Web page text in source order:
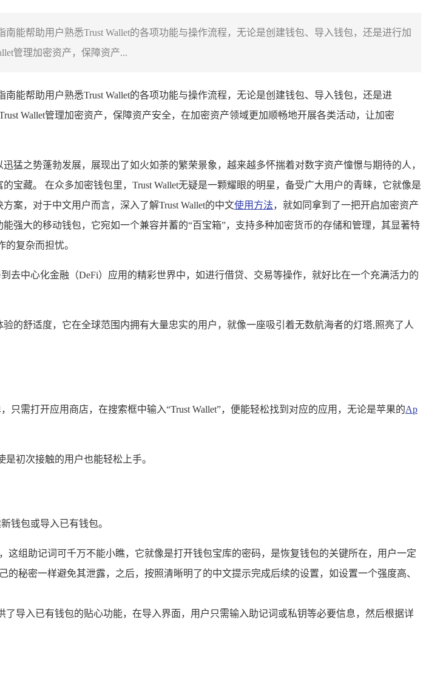
能帮助用户熟悉Trust Wallet的各项功能与操作流程，无论是创建钱包、导入钱包，还是进行加
管理加密资产，保障资产...
能帮助用户熟悉Trust Wallet的各项功能与操作流程，无论是创建钱包、导入钱包，还是进
Wallet管理加密资产，保障资产安全，在加密资产领域更加顺畅地开展各类活动，让加密
猛之势蓬勃发展，展现出了如火如荼的繁荣景象，越来越多怀揣着对数字资产憧憬与期待的人，
藏。 在众多加密钱包里，Trust Wallet无疑是一颗耀眼的明星，备受广大用户的青睐，它就像是
案，对于中文用户而言，深入了解Trust Wallet的中文使用方法，就如同拿到了一把开启加密资产
强大的移动钱包，它宛如一个兼容并蓄的“百宝箱”，支持多种加密货币的存储和管理，其显著特
复杂而担忧。
去中心化金融（DeFi）应用的精彩世界中，如进行借贷、交易等操作，就好比在一个充满活力的
的舒适度，它在全球范围内拥有大量忠实的用户，就像一座吸引着无数航海者的灯塔,照亮了人
需打开应用商店，在搜索框中输入“Trust Wallet”，便能轻松找到对应的应用，无论是苹果的Ap
初次接触的用户也能轻松上手。
钱包或导入已有钱包。
这组助记词可千万不能小瞧，它就像是打开钱包宝库的密码，是恢复钱包的关键所在，用户一定
秘密一样避免其泄露，之后，按照清晰明了的中文提示完成后续的设置，如设置一个强度高、
了导入已有钱包的贴心功能，在导入界面，用户只需输入助记词或私钥等必要信息，然后根据详